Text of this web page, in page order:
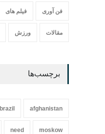
فن آوری فیلم های
مقالات ورزش
برچسب‌ها
afghanistan
brazil
moskow
need